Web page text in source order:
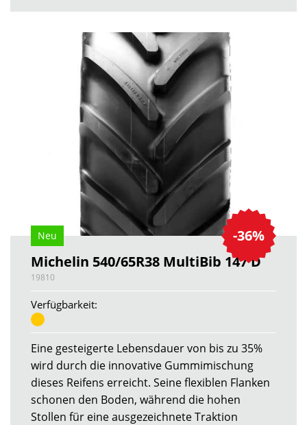
-36%
Neu
Michelin 540/65R38 MultiBib 147 D
19810
Verfügbarkeit:
Eine gesteigerte Lebensdauer von bis zu 35%
wird durch die innovative Gummimischung
dieses Reifens erreicht. Seine flexiblen Flanken
schonen den Boden, während die hohen
Stollen für eine ausgezeichnete Traktion